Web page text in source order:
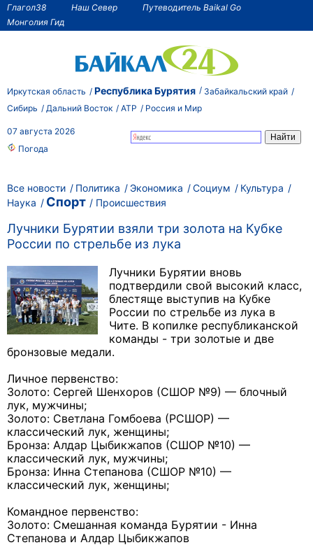
Глагол38 Наш Север
Путеводитель Baikal Go
Монголия Гид
Иркутская область Республика Бурятия
Забайкальский край
Сибирь
Дальний Восток АТР Россия и Мир
07 августа 2026
Погода
Все новости Политика Экономика Социум
Культура
Наука
Спорт Происшествия
Лучники Бурятии взяли три золота на Кубке
России по стрельбе из лука
Лучники Бурятии вновь
подтвердили свой высокий класс,
блестяще выступив на Кубке
России по стрельбе из лука в
Чите. В копилке республиканской
команды - три золотые и две
бронзовые медали.
Личное первенство:
Золото: Сергей Шенхоров (СШОР №9) — блочный
лук, мужчины;
Золото: Светлана Гомбоева (РСШОР) —
классический лук, женщины;
Бронза: Алдар Цыбикжапов (СШОР №10) —
классический лук, мужчины;
Бронза: Инна Степанова (СШОР №10) —
классический лук, женщины;
Командное первенство:
Золото: Смешанная команда Бурятии - Инна
Степанова и Алдар Цыбикжапов